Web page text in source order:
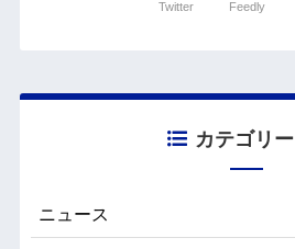
Twitter Feedly
カテゴリー
ニュース